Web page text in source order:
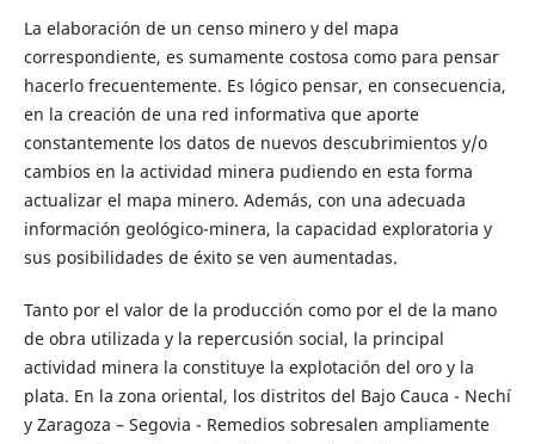
La elaboración de un censo minero y del mapa
correspondiente, es sumamente costosa como para pensar
hacerlo frecuentemente. Es lógico pensar, en consecuencia,
en la creación de una red informativa que aporte
constantemente los datos de nuevos descubrimientos y/o
cambios en la actividad minera pudiendo en esta forma
actualizar el mapa minero. Además, con una adecuada
información geológico-minera, la capacidad exploratoria y
sus posibilidades de éxito se ven aumentadas.
Tanto por el valor de la producción como por el de la mano
de obra utilizada y la repercusión social, la principal
actividad minera la constituye la explotación del oro y la
plata. En la zona oriental, los distritos del Bajo Cauca - Nechí
y Zaragoza – Segovia - Remedios sobresalen ampliamente